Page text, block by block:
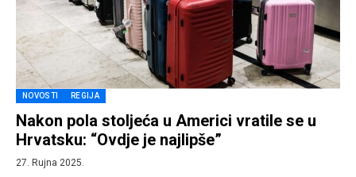
NOVOSTI REGIJA
Nakon pola stoljeća u Americi vratile se u
Hrvatsku: “Ovdje je najlipše”
27. Rujna 2025.